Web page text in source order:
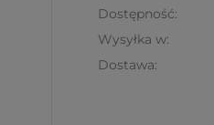
Dostępność:
Wysyłka w:
Dostawa: